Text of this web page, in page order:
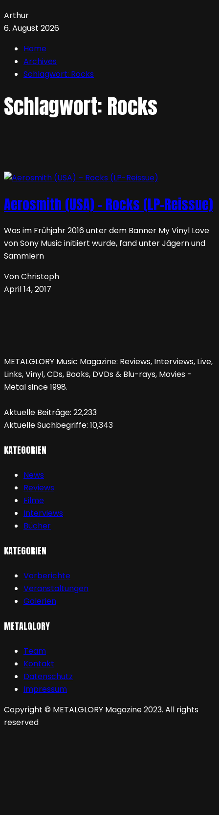
Arthur
6. August 2026
Home
Archives
Schlagwort: Rocks
Schlagwort: Rocks
Aerosmith (USA) – Rocks (LP-Reissue)
Was im Frühjahr 2016 unter dem Banner My Vinyl Love
von Sony Music initiiert wurde, fand unter Jägern und
Sammlern
Von Christoph
April 14, 2017
METALGLORY Music Magazine: Reviews, Interviews, Live,
Links, Vinyl, CDs, Books, DVDs & Blu-rays, Movies -
Metal since 1998.
Aktuelle Beiträge: 22,233
Aktuelle Suchbegriffe: 10,343
KATEGORIEN
News
Reviews
Filme
Interviews
Bücher
KATEGORIEN
Vorberichte
Veranstaltungen
Galerien
METALGLORY
Team
Kontakt
Datenschutz
Impressum
Copyright © METALGLORY Magazine 2023. All rights
reserved